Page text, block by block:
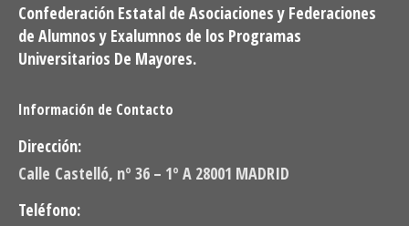
Confederación Estatal de Asociaciones y Federaciones
de Alumnos y Exalumnos de los Programas
Universitarios De Mayores.
Información de Contacto
Dirección:
Calle Castelló, nº 36 – 1º A 28001 MADRID
Teléfono: